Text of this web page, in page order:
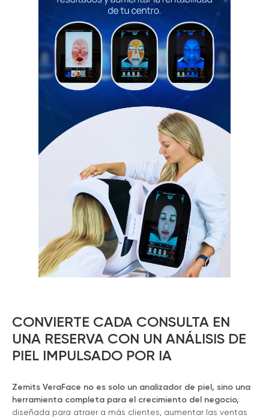
CONVIERTE CADA CONSULTA EN
UNA RESERVA CON UN ANÁLISIS DE
PIEL IMPULSADO POR IA
Zemits VeraFace no es solo un analizador de piel, sino una
herramienta completa para el crecimiento del negocio,
diseñada para atraer a más clientes, aumentar las ventas